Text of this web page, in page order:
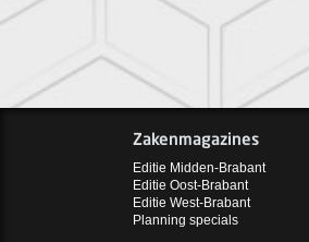
Zakenmagazines
Editie Midden-Brabant
Editie Oost-Brabant
Editie West-Brabant
Planning specials